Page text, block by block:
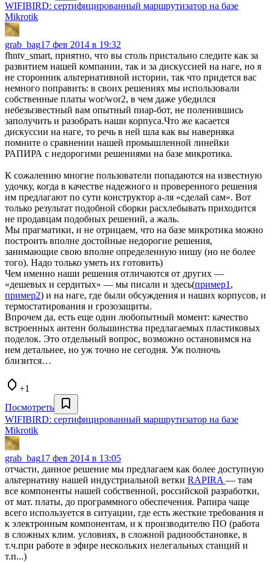
WIFIBIRD: сертифицированный маршрутизатор на базе
Mikrotik
grab_bag17 фев 2014 в 19:32
fhntv_smart, приятно, что вы столь пристально следите как за
развитием нашей компании, так и за дискуссией на наге, но я
не сторонник альтернативной истории, так что придется вас
немного поправить: в своих решениях мы использовали
собственные платы wor/wor2, в чем даже убедился
небезызвестный вам опытный пиар-бот, не поленившись
заполучить и разобрать наши корпуса.Что же касается
дискуссии на наге, то речь в ней шла как вы наверняка
помните о сравнении нашей промышленной линейки
РАПИРА с недорогими решениями на базе микротика.
К сожалению многие пользователи попадаются на известную
удочку, когда в качестве надежного и проверенного решения
им предлагают по сути конструктор а-ля «сделай сам». Вот
только результат подобной сборки расхлебывать приходится
не продавцам подобных решений, а жаль.
Мы прагматики, и не отрицаем, что на базе микротика можно
построить вполне достойные недорогие решения,
занимающие свою вполне определенную нишу (но не более
того). Надо только уметь их готовить)
Чем именно наши решения отличаются от других —
«дешевых и сердитых» — мы писали и здесь(пример1 ,
пример2) и на наге, где были обсуждения и наших корпусов, и
термостатирования и грозозащиты.
Впрочем да, есть еще один любопытный момент: качество
встроенных антенн большинства предлагаемых пластиковых
поделок. Это отдельный вопрос, возможно остановимся на
нем детальнее, но уж точно не сегодня. Уж полночь
близится…
+1
Посмотреть
WIFIBIRD: сертифицированный маршрутизатор на базе
Mikrotik
grab_bag17 фев 2014 в 13:05
отчасти, данное решение мы предлагаем как более доступную
альтернативу нашей индустриальной ветки RAPIRA — там
все компоненты нашей собственной, российской разработки,
от мат. платы, до программного обеспечения. Рапира чаще
всего используется в ситуации, где есть жесткие требования и
к электронным компонентам, и к производителю ПО (работа
в сложных клим. условиях, в сложной радиообстановке, в
т.ч.при работе в эфире нескольких нелегальных станций и
т.п...)